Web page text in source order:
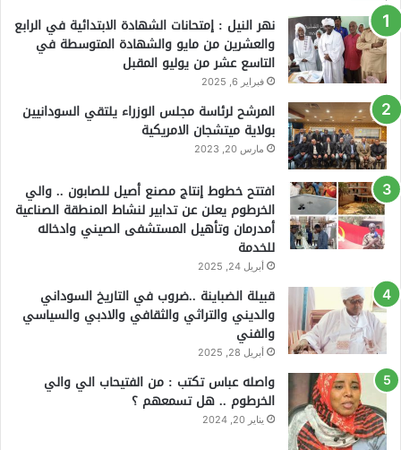
نهر النيل : إمتحانات الشهادة الابتدائية في الرابع
والعشرين من مايو والشهادة المتوسطة في
التاسع عشر من يوليو المقبل
فبراير 6, 2025
المرشح لرئاسة مجلس الوزراء يلتقي السودانيين
بولاية ميتشجان الامريكية
مارس 20, 2023
افتتح خطوط إنتاج مصنع أصيل للصابون .. والي
الخرطوم يعلن عن تدابير لنشاط المنطقة الصناعية
أمدرمان وتأهيل المستشفى الصيني وادخاله
للخدمة
أبريل 24, 2025
قبيلة الضباينة ..ضروب في التاريخ السوداني
والديني والتراثي والثقافي والادبي والسياسي
والفني
أبريل 28, 2025
واصله عباس تكتب : من الفتيحاب الي والي
الخرطوم .. هل تسمعهم ؟
يناير 20, 2024